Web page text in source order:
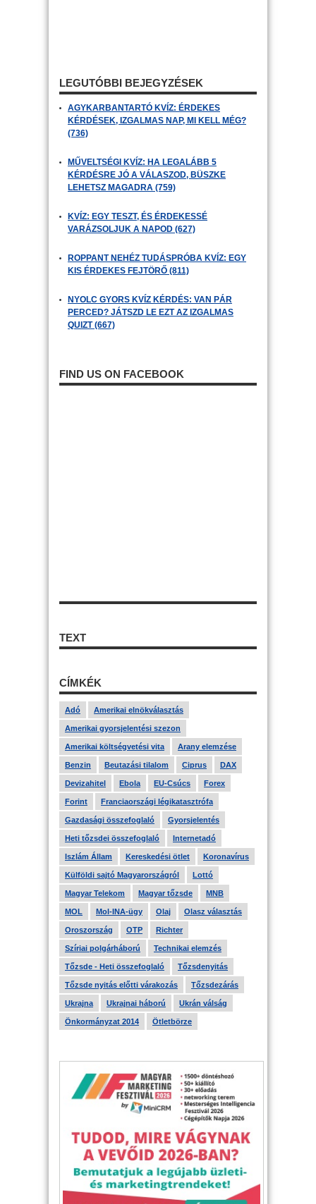
LEGUTÓBBI BEJEGYZÉSEK
AGYKARBANTARTÓ KVÍZ: ÉRDEKES
KÉRDÉSEK, IZGALMAS NAP, MI KELL MÉG?
(736)
MŰVELTSÉGI KVÍZ: HA LEGALÁBB 5
KÉRDÉSRE JÓ A VÁLASZOD, BÜSZKE
LEHETSZ MAGADRA (759)
KVÍZ: EGY TESZT, ÉS ÉRDEKESSÉ
VARÁZSOLJUK A NAPOD (627)
ROPPANT NEHÉZ TUDÁSPRÓBA KVÍZ: EGY
KIS ÉRDEKES FEJTÖRŐ (811)
NYOLC GYORS KVÍZ KÉRDÉS: VAN PÁR
PERCED? JÁTSZD LE EZT AZ IZGALMAS
QUIZT (667)
FIND US ON FACEBOOK
TEXT
CÍMKÉK
Adó Amerikai elnökválasztás
Amerikai gyorsjelentési szezon
Amerikai költségvetési vita Arany elemzése
Benzin Beutazási tilalom Ciprus DAX
Devizahitel Ebola EU-Csúcs Forex
Forint Franciaországi légikatasztrófa
Gazdasági összefoglaló Gyorsjelentés
Heti tőzsdei összefoglaló Internetadó
Iszlám Állam Kereskedési ötlet Koronavírus
Külföldi sajtó Magyarországról Lottó
Magyar Telekom Magyar tőzsde MNB
MOL Mol-INA-ügy Olaj Olasz választás
Oroszország OTP Richter
Szíriai polgárháború Technikai elemzés
Tőzsde - Heti összefoglaló Tőzsdenyitás
Tőzsde nyitás előtti várakozás Tőzsdezárás
Ukrajna Ukrajnai háború Ukrán válság
Önkormányzat 2014 Ötletbörze